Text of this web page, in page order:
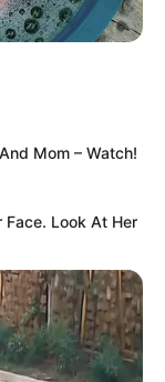
Mom – Watch!
Face. Look At Her